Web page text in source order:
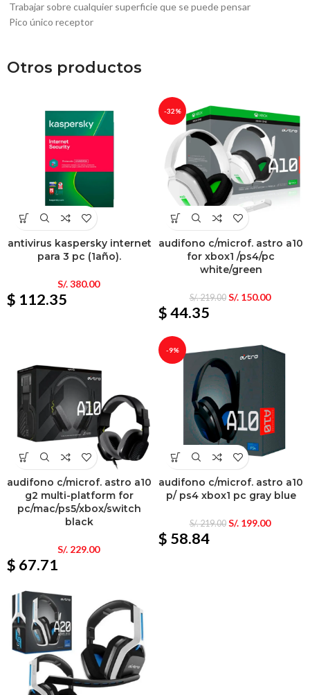
 Trabajar sobre cualquier superficie que se puede pensar
 Pico único receptor
Otros productos
antivirus kaspersky internet
para 3 pc (1año).
S/.380.00
$ 112.35
-32%
audifono c/microf. astro a10
for xbox1 /ps4/pc
white/green
S/.219.00 S/.150.00
$ 44.35
audifono c/microf. astro a10
g2 multi-platform for
pc/mac/ps5/xbox/switch
black
S/.229.00
$ 67.71
-9%
audifono c/microf. astro a10
p/ ps4 xbox1 pc gray blue
S/.219.00 S/.199.00
$ 58.84